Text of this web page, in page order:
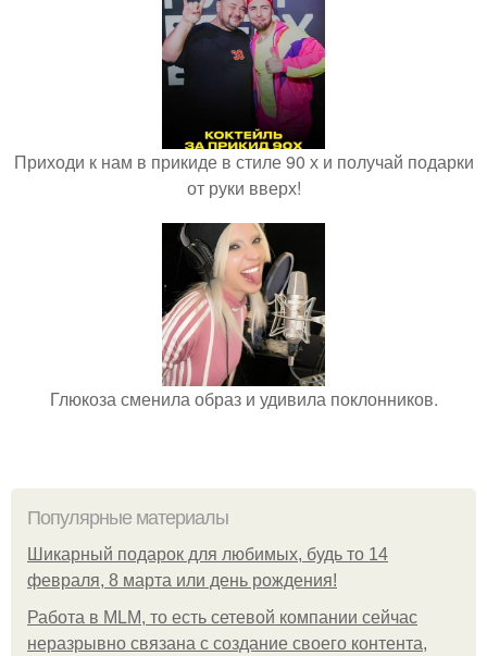
Приходи к нам в прикиде в стиле 90 х и получай подарки
от руки вверх!
Глюкоза сменила образ и удивила поклонников.
Популярные материалы
Шикарный подарок для любимых, будь то 14
февраля, 8 марта или день рождения!
Работа в MLM, то есть сетевой компании сейчас
неразрывно связана с создание своего контента,